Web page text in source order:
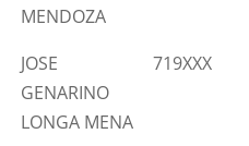
MENDOZA
JOSE
GENARINO
LONGA MENA
719XXX